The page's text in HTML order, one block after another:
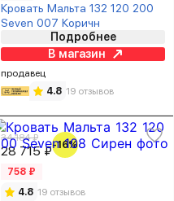
Кровать Мальта 132 120 200
Seven 007 Коричн
Подробнее
В магазин
продавец
4.8 19 отзывов
34 184 ₽
28 715 ₽-16%
758 ₽
4.8 19 отзывов